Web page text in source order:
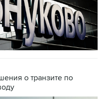
о транзите по